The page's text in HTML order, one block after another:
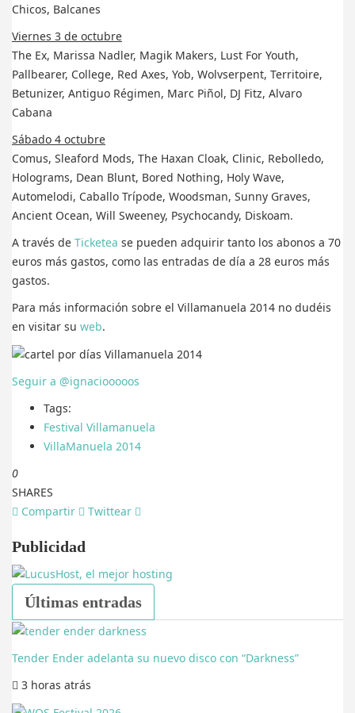
Chicos, Balcanes
Viernes 3 de octubre
The Ex, Marissa Nadler, Magik Makers, Lust For Youth,
Pallbearer, College, Red Axes, Yob, Wolvserpent, Territoire,
Betunizer, Antiguo Régimen, Marc Piñol, DJ Fitz, Alvaro
Cabana
Sábado 4 octubre
Comus, Sleaford Mods, The Haxan Cloak, Clinic, Rebolledo,
Holograms, Dean Blunt, Bored Nothing, Holy Wave,
Automelodi, Caballo Trípode, Woodsman, Sunny Graves,
Ancient Ocean, Will Sweeney, Psychocandy, Diskoam.
A través de Ticketea se pueden adquirir tanto los abonos a 70
euros más gastos, como las entradas de día a 28 euros más
gastos.
Para más información sobre el Villamanuela 2014 no dudéis
en visitar su web.
Seguir a @ignaciooooos
Tags:
Festival Villamanuela
VillaManuela 2014
0
SHARES
Compartir
Twittear
Publicidad
Últimas entradas
Tender Ender adelanta su nuevo disco con “Darkness”
3 horas atrás